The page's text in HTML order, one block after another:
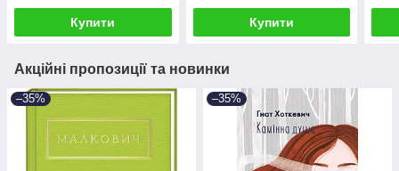
Купити Купити
Акційні пропозиції та новинки
–35% –35%